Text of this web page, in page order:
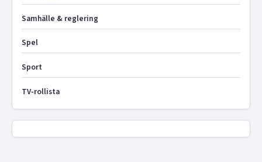
Samhälle & reglering
Spel
Sport
TV-rollista